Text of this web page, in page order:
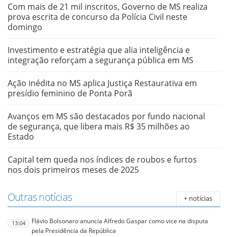
Com mais de 21 mil inscritos, Governo de MS realiza
prova escrita de concurso da Polícia Civil neste
domingo
Investimento e estratégia que alia inteligência e
integração reforçam a segurança pública em MS
Ação inédita no MS aplica Justiça Restaurativa em
presídio feminino de Ponta Porã
Avanços em MS são destacados por fundo nacional
de segurança, que libera mais R$ 35 milhões ao
Estado
Capital tem queda nos índices de roubos e furtos
nos dois primeiros meses de 2025
Outras notícias + notícias
13:04
Flávio Bolsonaro anuncia Alfredo Gaspar como vice na disputa
pela Presidência da República